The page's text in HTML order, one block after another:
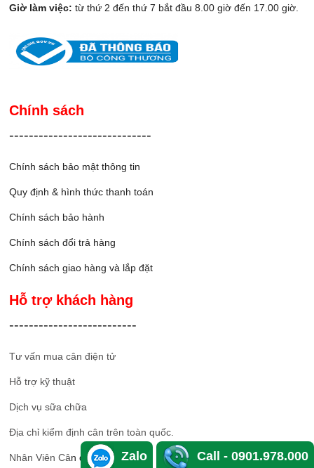
Giờ làm việc: từ thứ 2 đến thứ 7 bắt đầu 8.00 giờ đến 17.00 giờ.
Chính sách
-----------------------------
Chính sách bảo mật thông tin
Quy định & hình thức thanh toán
Chính sách bảo hành
Chính sách đổi trả hàng
Chính sách giao hàng và lắp đặt
Hỗ trợ khách hàng
--------------------------
Tư vấn mua cân điện tử
Hỗ trợ kỹ thuật
Dịch vụ sữa chữa
Địa chỉ kiểm định cân trên toàn quốc.
Nhân Viên Cân điện tử sài gòn Call - 0901.978.000
Zalo